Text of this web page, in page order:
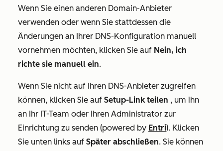
Wenn Sie einen anderen Domain-Anbieter
verwenden oder wenn Sie stattdessen die
Änderungen an Ihrer DNS-Konfiguration manuell
vornehmen möchten, klicken Sie auf Nein, ich
richte sie manuell ein.
Wenn Sie nicht auf Ihren DNS-Anbieter zugreifen
können, klicken Sie auf Setup-Link teilen , um ihn
an Ihr IT-Team oder Ihren Administrator zur
Einrichtung zu senden (powered by Entri). Klicken
Sie unten links auf Später abschließen. Sie können